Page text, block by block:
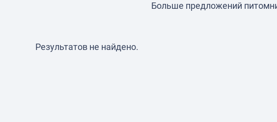
Больше предложений
Результатов не найдено.